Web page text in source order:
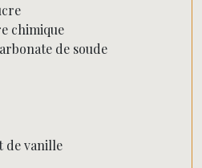
chimique
de soude
de vanille